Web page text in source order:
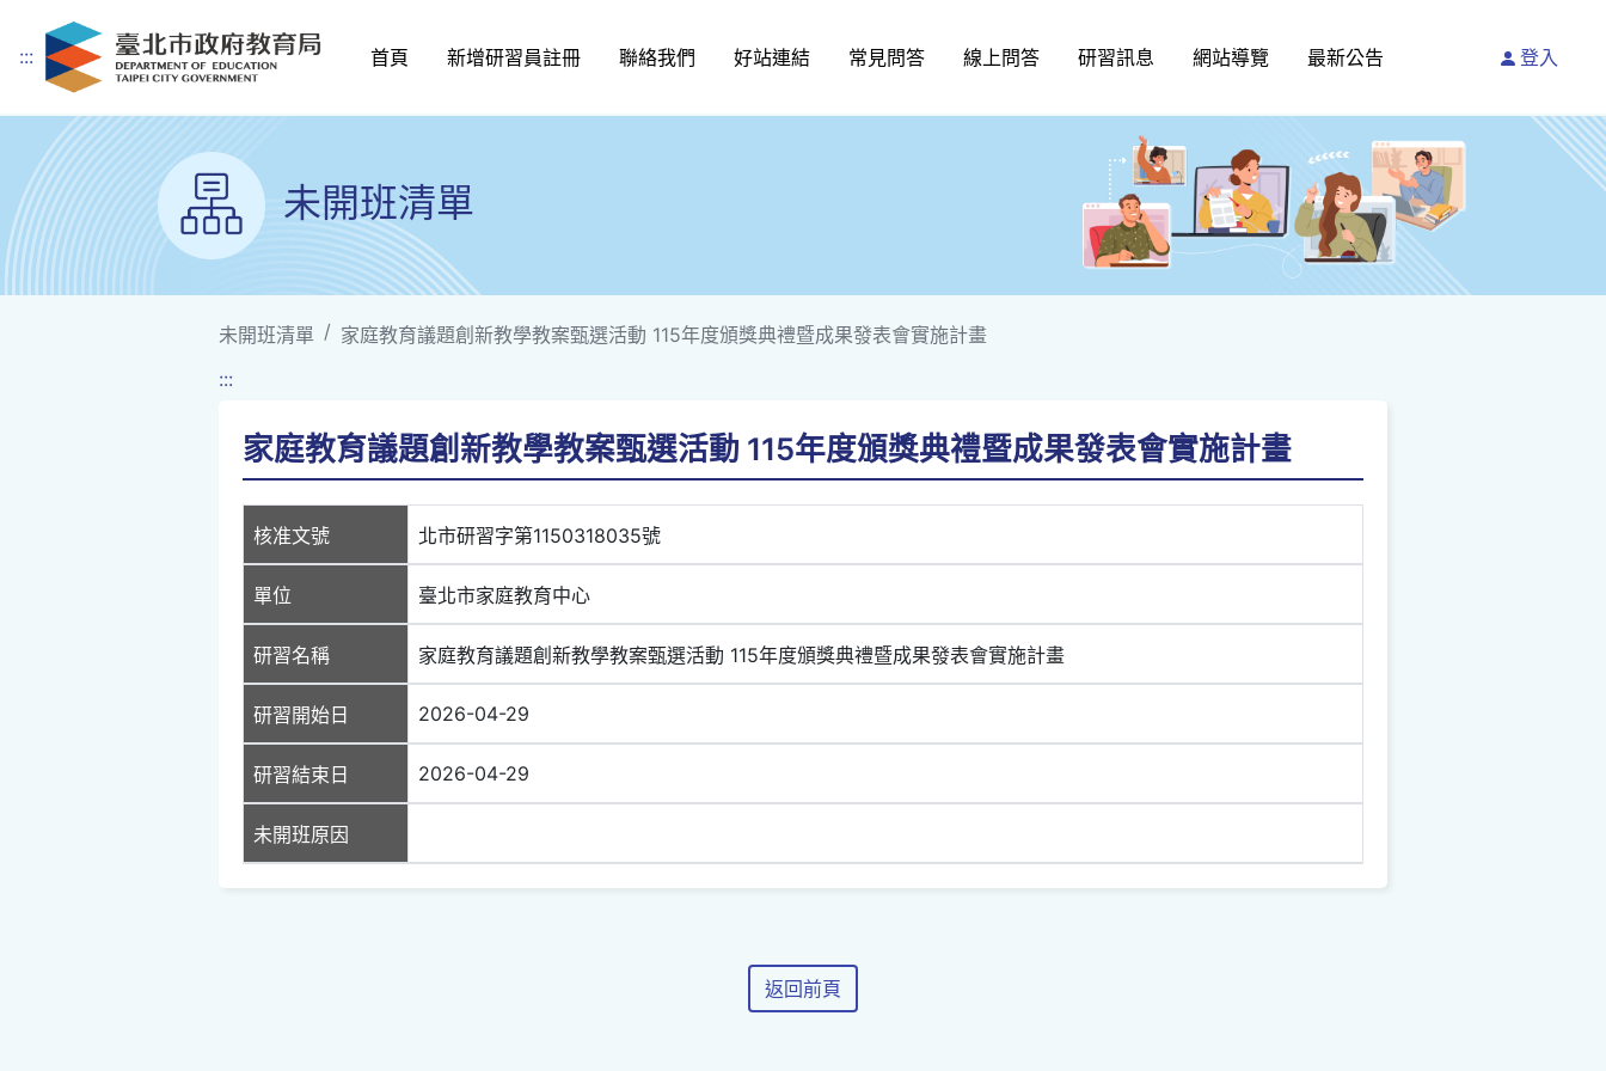
跳到主要內容
::: 首頁 新增研習員註冊 聯絡我們 好站連結 常見問答 線上問答 研習訊息 網站導覽 最新公告 登入
未開班清單
未開班清單
家庭教育議題創新教學教案甄選活動 115年度頒獎典禮暨成果發表會實施計畫
:::
家庭教育議題創新教學教案甄選活動 115年度頒獎典禮暨成果發表會實施計畫
核准文號 北市研習字第1150318035號
單位 臺北市家庭教育中心
研習名稱 家庭教育議題創新教學教案甄選活動 115年度頒獎典禮暨成果發表會實施計畫
研習開始日 2026-04-29
研習結束日 2026-04-29
未開班原因
返回前頁